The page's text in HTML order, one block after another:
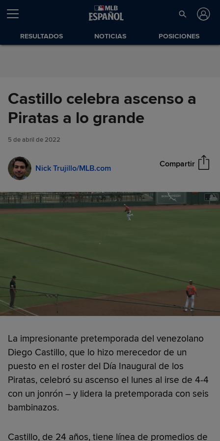
Saltar al Contenido
RESULTADOS NOTICIAS POSICIONES
Castillo celebra ascenso a
Piratas a lo grande
5 de abril de 2022
Nick Trujillo/MLB.com Compartir
Castillo celebra ascenso a
Piratas a lo grande
La impresionante pretemporada del venezolano
Diego Castillo, que lo hizo merecedor de un
puesto en el roster del Día Inaugural de los
Piratas, celebró su ascenso el lunes al irse de 4-4
con un jonrón – y lidera la pretemporada con seis
bambinazos.
Castillo, de 24 años, tiene línea de promedios de